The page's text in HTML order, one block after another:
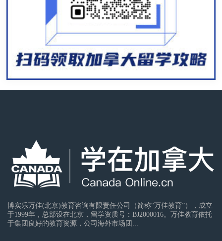
博实乐万佳(北京)教育咨询有限责任公司（简称“万佳教育”），成立
于1999年，总部设在北京，留学资质号：BJ2000016。万佳教育依托
于集团良好的教育资源，公司海外市场团...